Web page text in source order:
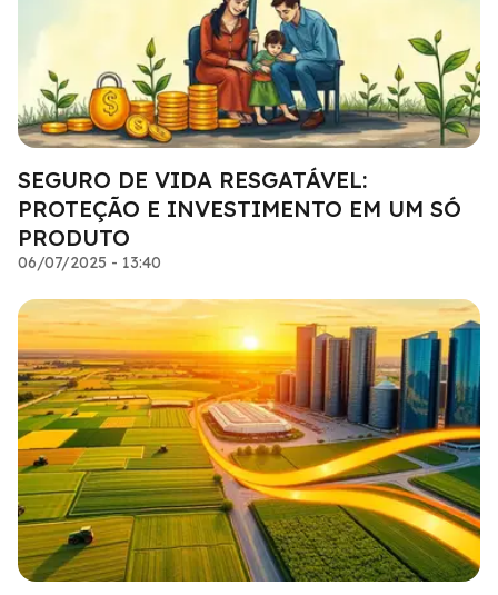
SEGURO DE VIDA RESGATÁVEL:
PROTEÇÃO E INVESTIMENTO EM UM SÓ
PRODUTO
06/07/2025 - 13:40